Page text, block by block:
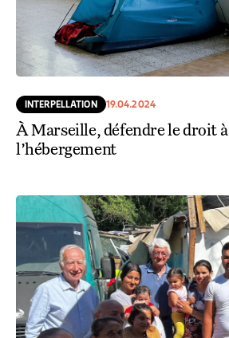
INTERPELLATION 19.04.2024
À Marseille, défendre le droit à
l’hébergement